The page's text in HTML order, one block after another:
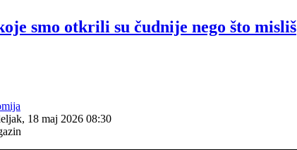
smo otkrili su čudnije nego što misliš
18 maj 2026 08:30